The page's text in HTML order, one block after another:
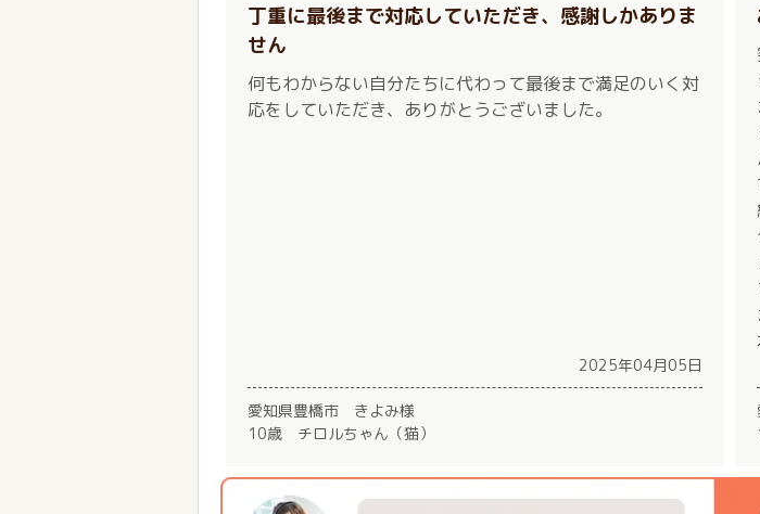
丁重に最後まで対応していただき、感謝しかありま
せん
何もわからない自分たちに代わって最後まで満足のいく対
応をしていただき、ありがとうございました。
2025年04月05日
愛知県豊橋市 きよみ様
10歳 チロルちゃん（猫）